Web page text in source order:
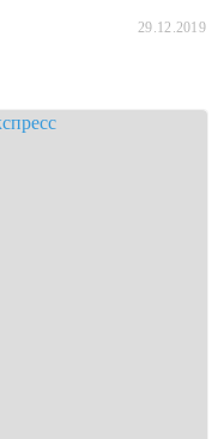
29.12.2019